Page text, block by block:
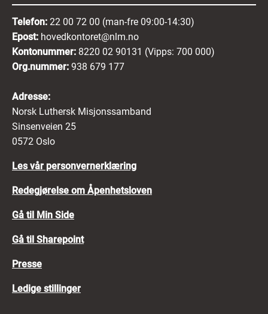
Telefon: 22 00 72 00 (man-fre 09:00-14:30)
Epost: hovedkontoret@nlm.no
Kontonummer: 8220 02 90131 (Vipps: 700 000)
Org.nummer: 938 679 177
Adresse:
Norsk Luthersk Misjonssamband
Sinsenveien 25
0572 Oslo
Les vår personvernerklæring
Redegjørelse om Åpenhetsloven
Gå til Min Side
Gå til Sharepoint
Presse
Ledige stillinger